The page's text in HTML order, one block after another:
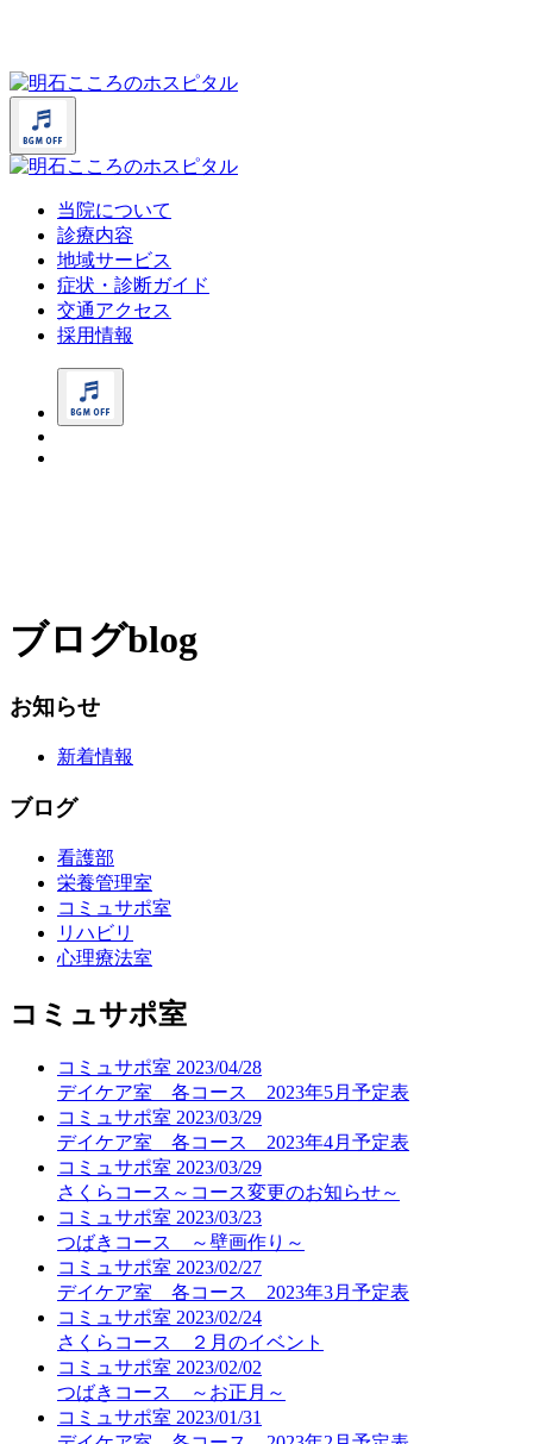
当院について
診療内容
地域サービス
症状・診断ガイド
交通アクセス
採用情報
ブログblog
お知らせ
新着情報
ブログ
看護部
栄養管理室
コミュサポ室
リハビリ
心理療法室
コミュサポ室
コミュサポ室 2023/04/28
デイケア室 各コース 2023年5月予定表
コミュサポ室 2023/03/29
デイケア室 各コース 2023年4月予定表
コミュサポ室 2023/03/29
さくらコース～コース変更のお知らせ～
コミュサポ室 2023/03/23
つばきコース ～壁画作り～
コミュサポ室 2023/02/27
デイケア室 各コース 2023年3月予定表
コミュサポ室 2023/02/24
さくらコース ２月のイベント
コミュサポ室 2023/02/02
つばきコース ～お正月～
コミュサポ室 2023/01/31